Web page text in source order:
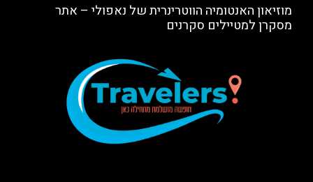
מוזיאון האנטומיה הווטרינרית של נאפולי – אתר
מסקרן למטיילים סקרנים